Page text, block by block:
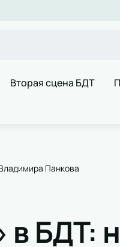
Вторая сцена БДТ
Панкова
в БДТ: